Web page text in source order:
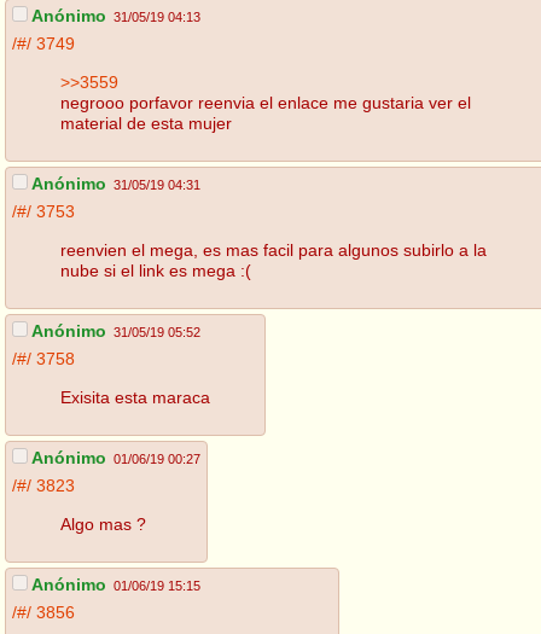
Anónimo 31/05/19 04:13
/#/ 3749
>>3559
negrooo porfavor reenvia el enlace me gustaria ver el
material de esta mujer
Anónimo 31/05/19 04:31
/#/ 3753
reenvien el mega, es mas facil para algunos subirlo a la
nube si el link es mega :(
Anónimo 31/05/19 05:52
/#/ 3758
Exisita esta maraca
Anónimo 01/06/19 00:27
/#/ 3823
Algo mas ?
Anónimo 01/06/19 15:15
/#/ 3856